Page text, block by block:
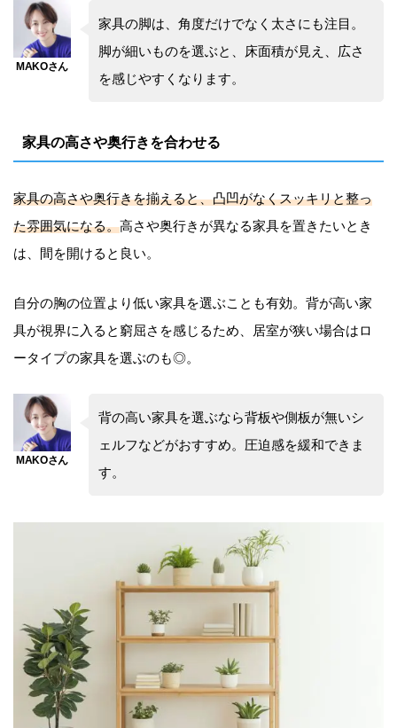
家具の脚は、角度だけでなく太さにも注目。
脚が細いものを選ぶと、床面積が見え、広さ
を感じやすくなります。
家具の高さや奥行きを合わせる
家具の高さや奥行きを揃えると、凸凹がなくスッキリと整っ
た雰囲気になる。高さや奥行きが異なる家具を置きたいとき
は、間を開けると良い。
自分の胸の位置より低い家具を選ぶことも有効。背が高い家
具が視界に入ると窮屈さを感じるため、居室が狭い場合はロ
ータイプの家具を選ぶのも◎。
背の高い家具を選ぶなら背板や側板が無いシ
ェルフなどがおすすめ。圧迫感を緩和できま
す。